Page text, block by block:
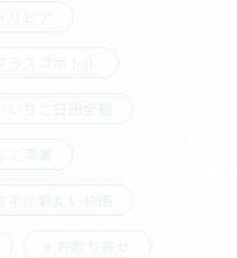
リビア
ラスコボトル
いいちこ日田全麹
こ深薫
手に観たい映画
お取り寄せ